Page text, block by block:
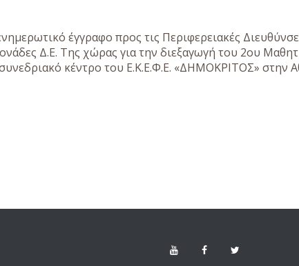
έγγραφο προς τις Περιφερειακές
Δ.Ε. Της χώρας για την διεξαγωγή του 2ου
κέντρο του Ε.Κ.Ε.Φ.Ε. «ΔΗΜΟΚΡΙΤΟΣ» στην